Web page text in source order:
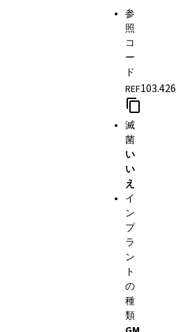
参
照
コ
ー
ド
REF103.426
滅
菌
い
い
え
イ
ン
プ
ラ
ン
ト
の
種
類